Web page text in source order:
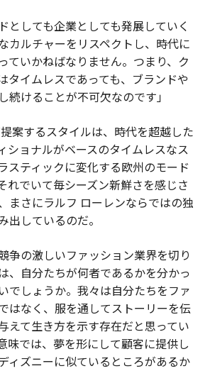
としても企業としても発展していく
カルチャーをリスペクトし、時代に
ていかねばなりません。つまり、ク
タイムレスであっても、ブランドや
続けることが不可欠なのです」
案するスタイルは、時代を超越した
ショナルがベースのタイムレスなス
スティックに変化する欧州のモード
れでいて毎シーズン新鮮さを感じさ
まさにラルフ ローレンならではの独
出しているのだ。
争の激しいファッション業界を切り
、自分たちが何者であるかを分かっ
でしょうか。我々は自分たちをファ
はなく、服を通してストーリーを伝
えて生き方を示す存在だと思ってい
味では、夢を形にして顧客に提供し
ィズニーに似ているところがあるか